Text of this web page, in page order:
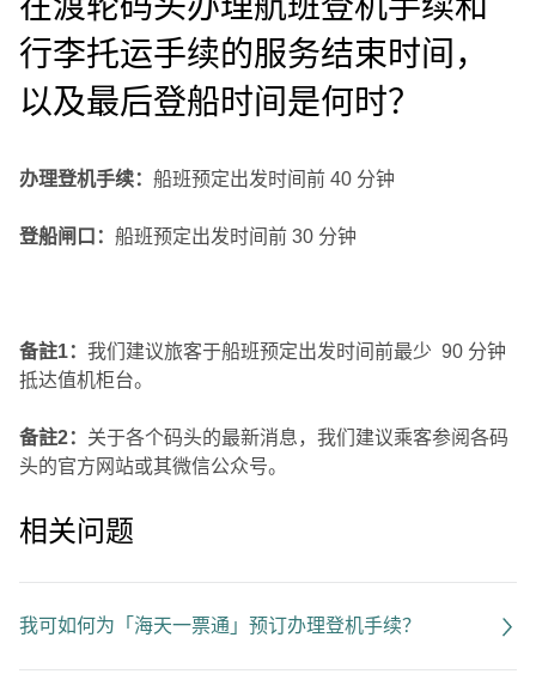
行李托运手续的服务结束时间，
以及最后登船时间是何时？
办理登机手续： 船班预定出发时间前 40 分钟
登船闸口： 船班预定出发时间前 30 分钟
备註1： 我们建议旅客于船班预定出发时间前最少 90 分钟
抵达值机柜台。
备註2： 关于各个码头的最新消息，我们建议乘客参阅各码
头的官方网站或其微信公众号。
相关问题
我可如何为「海天一票通」预订办理登机手续？